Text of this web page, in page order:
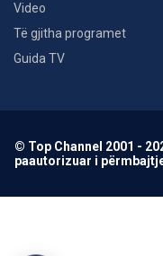
Video
Të gjitha programet
Guida TV
© Top Channel 2001 -
paautorizuar i